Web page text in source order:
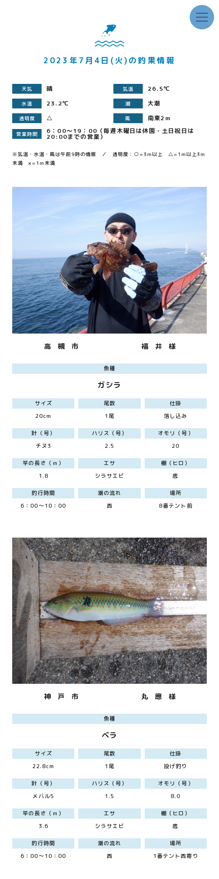
2023年7月4日(火)の釣果情報
天気 晴 気温 26.5℃
水温 23.2℃ 潮 大潮
透明度 △ 風 南東2m
営業時間 6：00～19：00（毎週木曜日は休園・土日祝日は
20:00までの営業）
※気温・水温・風は午前9時の情報 ／ 透明度：○=3m以上 △=1m以上3m
未満 ×=1m未満
高 槻 市 福 井 様
魚種
ガシラ
サイズ
20cm
尾数
1尾
仕掛
落し込み
針（号）
チヌ3
ハリス（号）
2.5
オモリ（号）
20
竿の長さ（ｍ）
1.8
エサ
シラサエビ
棚（ヒロ）
底
釣行時間
6：00～10：00
潮の流れ
西
場所
8番テント前
神 戸 市 丸 應 様
魚種
ベラ
サイズ
22.8cm
尾数
1尾
仕掛
投げ釣り
針（号）
メバル5
ハリス（号）
1.5
オモリ（号）
8.0
竿の長さ（ｍ）
3.6
エサ
シラサエビ
棚（ヒロ）
底
釣行時間
6：00～10：00
潮の流れ
西
場所
1番テント西寄り